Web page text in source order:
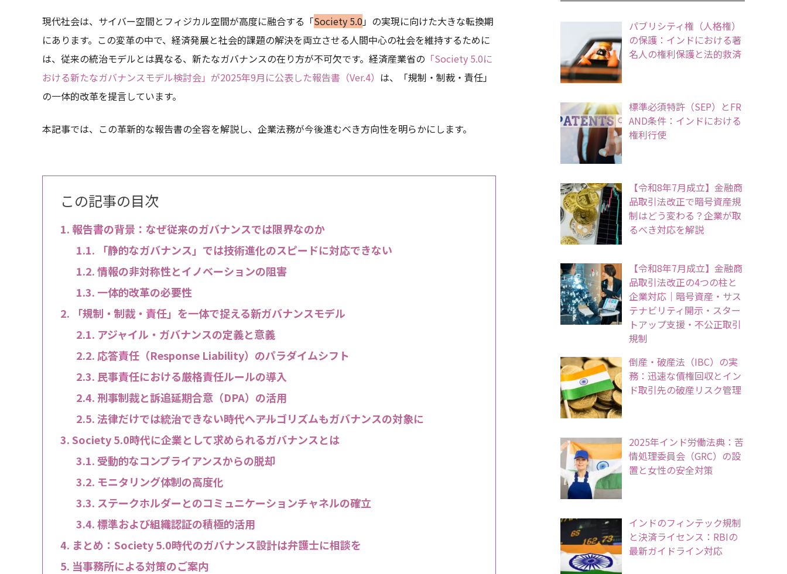
現代社会は、サイバー空間とフィジカル空間が高度に融合する「Society 5.0」の実現に向けた大きな転換期
にあります。この変革の中で、経済発展と社会的課題の解決を両立させる人間中心の社会を維持するために
は、従来の統治モデルとは異なる、新たなガバナンスの在り方が不可欠です。経済産業省の 「Society 5.0に
おける新たなガバナンスモデル検討会」が2025年9月に公表した報告書（Ver.4） は、「規制・制裁・責任」
の一体的改革を提言しています。
本記事では、この革新的な報告書の全容を解説し、企業法務が今後進むべき方向性を明らかにします。
この記事の目次
報告書の背景：なぜ従来のガバナンスでは限界なのか
「静的なガバナンス」では技術進化のスピードに対応できない
情報の非対称性とイノベーションの阻害
一体的改革の必要性
「規制・制裁・責任」を一体で捉える新ガバナンスモデル
アジャイル・ガバナンスの定義と意義
応答責任（Response Liability）のパラダイムシフト
民事責任における厳格責任ルールの導入
刑事制裁と訴追延期合意（DPA）の活用
法律だけでは統治できない時代へ――アルゴリズムもガバナンスの対象に
Society 5.0時代に企業として求められるガバナンスとは
受動的なコンプライアンスからの脱却
モニタリング体制の高度化
ステークホルダーとのコミュニケーションチャネルの確立
標準および組織認証の積極的活用
まとめ：Society 5.0時代のガバナンス設計は弁護士に相談を
当事務所による対策のご案内
パブリシティ権（人格権）
の保護：インドにおける著
名人の権利保護と法的救済
標準必須特許（SEP）とFR
AND条件：インドにおける
権利行使
【令和8年7月成立】金融商
品取引法改正で暗号資産規
制はどう変わる？企業が取
るべき対応を解説
【令和8年7月成立】金融商
品取引法改正の4つの柱と
企業対応｜暗号資産・サス
テナビリティ開示・スター
トアップ支援・不公正取引
規制
倒産・破産法（IBC）の実
務：迅速な債権回収とイン
ド取引先の破産リスク管理
2025年インド労働法典：苦
情処理委員会（GRC）の設
置と女性の安全対策
インドのフィンテック規制
と決済ライセンス：RBIの
最新ガイドライン対応